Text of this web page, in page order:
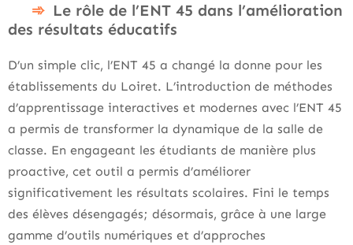
Le rôle de l’ENT 45 dans l’amélioration
des résultats éducatifs
D’un simple clic, l’ENT 45 a changé la donne pour les
établissements du Loiret. L’introduction de méthodes
d’apprentissage interactives et modernes avec l’ENT 45
a permis de transformer la dynamique de la salle de
classe. En engageant les étudiants de manière plus
proactive, cet outil a permis d’améliorer
significativement les résultats scolaires. Fini le temps
des élèves désengagés; désormais, grâce à une large
gamme d’outils numériques et d’approches